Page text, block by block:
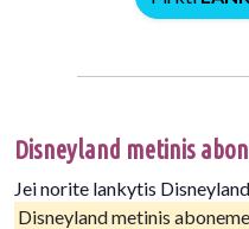
Disneyland metinis
Jei norite lankytis
Disneyland metinis